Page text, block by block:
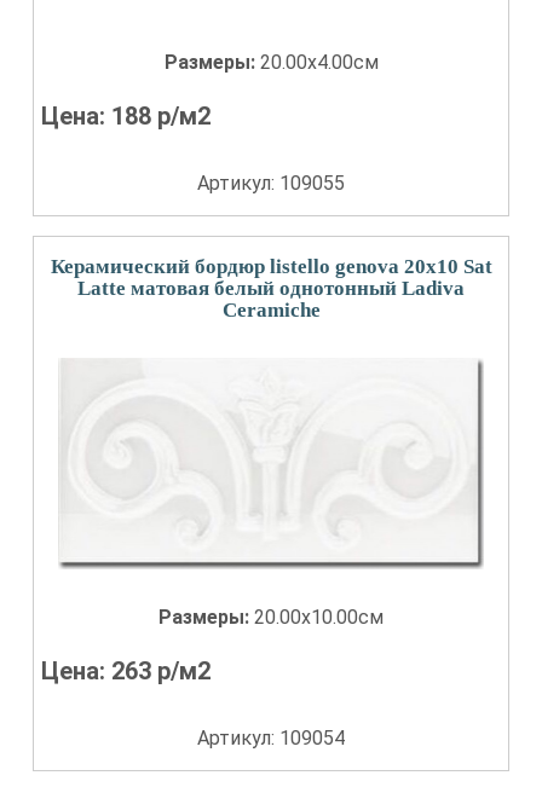
Размеры: 20.00x4.00см
Цена: 188 р/м2
Артикул: 109055
Керамический бордюр listello genova 20x10 Sat
Latte матовая белый однотонный Ladiva
Сeramiche
Размеры: 20.00x10.00см
Цена: 263 р/м2
Артикул: 109054